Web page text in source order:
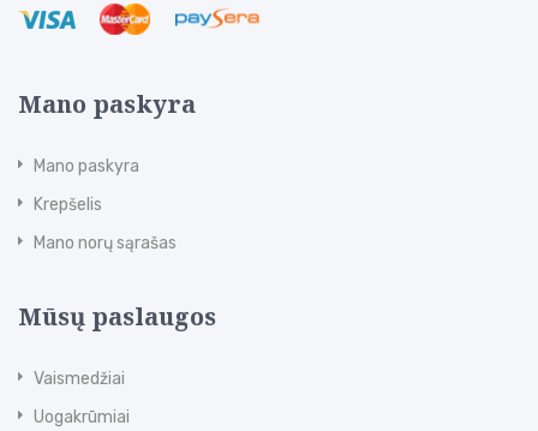
Mano paskyra
Mano paskyra
Krepšelis
Mano norų sąrašas
Mūsų paslaugos
Vaismedžiai
Uogakrūmiai